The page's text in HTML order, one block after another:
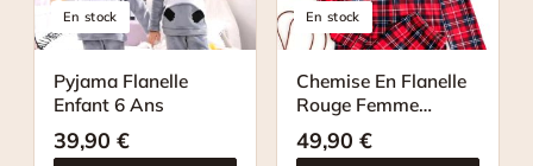
En stock
Pyjama Flanelle
Enfant 6 Ans
39,90 €
En stock
Chemise En Flanelle
Rouge Femme
Pyjama
49,90 €